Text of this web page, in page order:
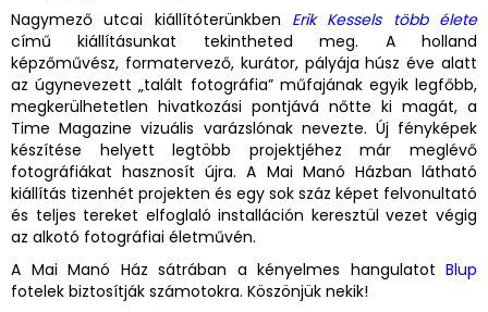
Nagymező utcai kiállítóterünkben Erik Kessels több élete
című kiállításunkat tekintheted meg. A holland
képzőművész, formatervező, kurátor, pályája húsz éve alatt
az úgynevezett „talált fotográfia” műfajának egyik legfőbb,
megkerülhetetlen hivatkozási pontjává nőtte ki magát, a
Time Magazine vizuális varázslónak nevezte. Új fényképek
készítése helyett legtöbb projektjéhez már meglévő
fotográfiákat hasznosít újra. A Mai Manó Házban látható
kiállítás tizenhét projekten és egy sok száz képet felvonultató
és teljes tereket elfoglaló installáción keresztül vezet végig
az alkotó fotográfiai életművén.
A Mai Manó Ház sátrában a kényelmes hangulatot Blup
fotelek biztosítják számotokra. Köszönjük nekik!